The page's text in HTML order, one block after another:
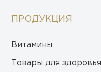
ПРОДУКЦИЯ
Витамины
Товары для здоровья